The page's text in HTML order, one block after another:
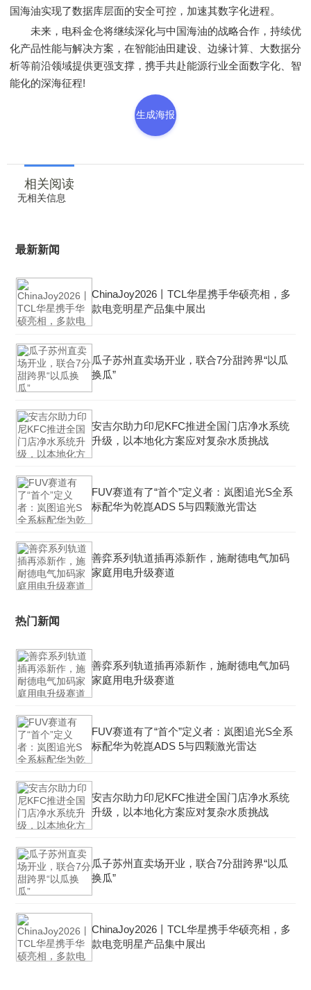
国海油实现了数据库层面的安全可控，加速其数字化进程。
未来，电科金仓将继续深化与中国海油的战略合作，持续优
化产品性能与解决方案，在智能油田建设、边缘计算、大数据分
析等前沿领域提供更强支撑，携手共赴能源行业全面数字化、智
能化的深海征程!
生成海报
相关阅读
无相关信息
最新新闻
ChinaJoy2026丨TCL华星携手华硕亮相，多
款电竞明星产品集中展出
瓜子苏州直卖场开业，联合7分甜跨界“以瓜
换瓜”
安吉尔助力印尼KFC推进全国门店净水系统
升级，以本地化方案应对复杂水质挑战
FUV赛道有了“首个”定义者：岚图追光S全系
标配华为乾崑ADS 5与四颗激光雷达
善弈系列轨道插再添新作，施耐德电气加码
家庭用电升级赛道
热门新闻
善弈系列轨道插再添新作，施耐德电气加码
家庭用电升级赛道
FUV赛道有了“首个”定义者：岚图追光S全系
标配华为乾崑ADS 5与四颗激光雷达
安吉尔助力印尼KFC推进全国门店净水系统
升级，以本地化方案应对复杂水质挑战
瓜子苏州直卖场开业，联合7分甜跨界“以瓜
换瓜”
ChinaJoy2026丨TCL华星携手华硕亮相，多
款电竞明星产品集中展出